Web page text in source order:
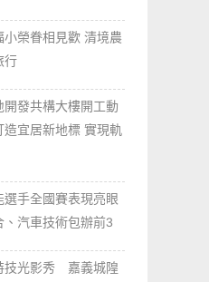
小榮眷相見歡 清境農
行
開發共構大樓開工動
造宜居新地標 實現軌
選手全國賽表現亮眼
、汽車技術包辦前3
技光影秀 嘉義城隍